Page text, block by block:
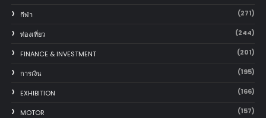
กีฬา (271)
ท่องเที่ยว (244)
FINANCE & INVESTMENT (201)
การเงิน (195)
EXHIBITION (166)
MOTOR (157)